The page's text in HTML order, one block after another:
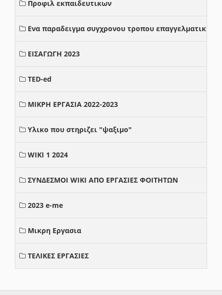
Προφιλ εκπαιδευτικων
Ενα παραδειγμα συγχρονου τροπου επαγγελματικης
ΕΙΣΑΓΩΓΗ 2023
TED-ed
ΜΙΚΡΗ ΕΡΓΑΣΙΑ 2022-2023
Υλικο που στηριζει "ψαξιμο"
WIKI 1 2024
ΣΥΝΔΕΣΜΟΙ WIKI ΑΠΟ ΕΡΓΑΣΙΕΣ ΦΟΙΤΗΤΩΝ
2023 e-me
Μικρη Εργασια
ΤΕΛΙΚΕΣ ΕΡΓΑΣΙΕΣ